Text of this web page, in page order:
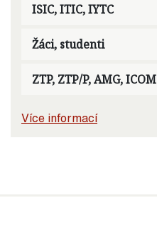
ISIC, ITIC, IYTC
Žáci, studenti
ZTP, ZTP/P, AMG, ICOM
Více informací